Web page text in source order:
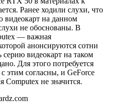
Ранее ходили слухи, что
видеокарт на данном
не обоснованы. В
— важная
анонсируются сотни
серию видеокарт на таком
Для этого потребуется
этим согласны, и GeForce
Computex не значится.